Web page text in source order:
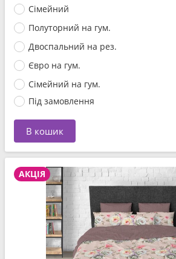
Сімейний
Полуторний на гум.
Двоспальний на рез.
Євро на гум.
Сімейний на гум.
Під замовлення
В кошик
АКЦІЯ